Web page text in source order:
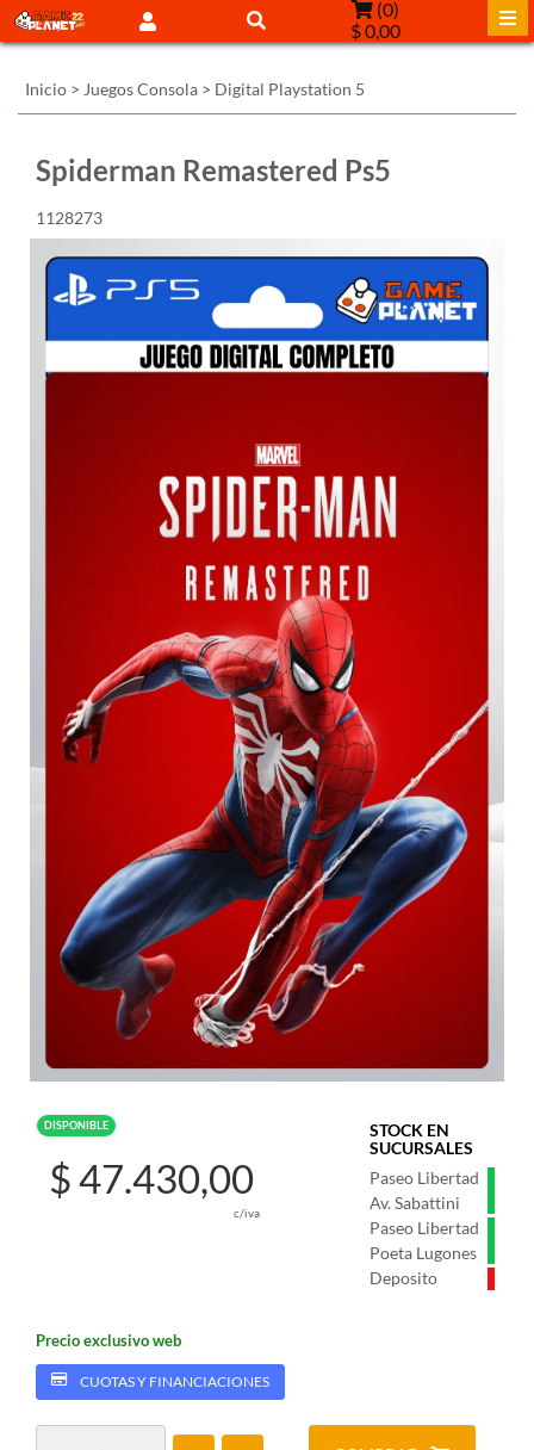
(0)
$ 0,00
Inicio > Juegos Consola > Digital Playstation 5
Spiderman Remastered Ps5
1128273
DISPONIBLE
STOCK EN
SUCURSALES
Paseo Libertad
Av. Sabattini
Paseo Libertad
Poeta Lugones
Deposito
$ 47.430,00
c/iva
Precio exclusivo web
CUOTAS Y FINANCIACIONES